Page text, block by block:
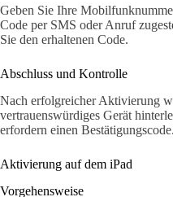
Geben Sie Ihre
Code per SMS oder Anruf
Sie den erhaltenen Code.
Abschluss und Kontrolle
Nach erfolgreicher Aktivierung
vertrauenswürdiges Gerät
erfordern einen Bestätigungscode.
Aktivierung auf dem iPad
Vorgehensweise